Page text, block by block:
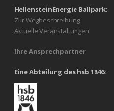
HellensteinEnergie Ballpark:
Zur Wegbeschreibung
Aktuelle Veranstaltungen
Ihre Ansprechpartner
Eine Abteilung des hsb 1846: